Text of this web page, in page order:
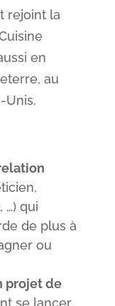
rejoint la
en
au
Unis.
…) qui
de plus à
ou
projet de
se lancer